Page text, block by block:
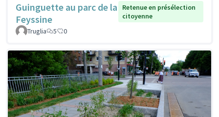
Guinguette au parc de la
Feyssine
Retenue en présélection
citoyenne
Truglia
5 0